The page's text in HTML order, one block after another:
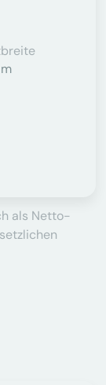
als Netto-